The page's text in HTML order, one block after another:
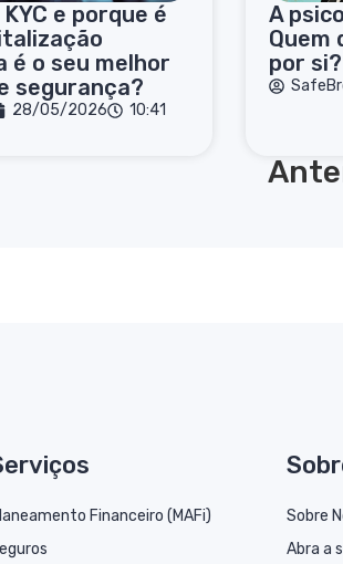
e porque é
é o seu melhor
segurança?
28/05/2026 10:41
A
Quem
por si?
Financeiro (MAFi)
Sobre
Abra a